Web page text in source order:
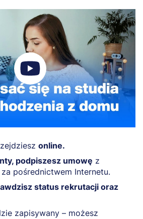
online.
podpiszesz umowę z
pośrednictwem Internetu.
status rekrutacji oraz
zapisywany – możesz